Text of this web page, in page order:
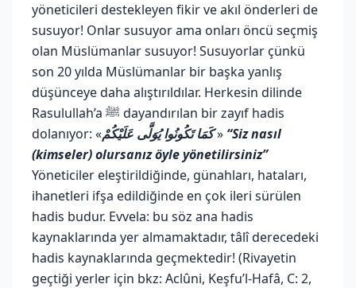
yöneticileri destekleyen fikir ve akıl önderleri de
susuyor! Onlar susuyor ama onları öncü seçmiş
olan Müslümanlar susuyor! Susuyorlar çünkü
son 20 yılda Müslümanlar bir başka yanlış
düşünceye daha alıştırıldılar. Herkesin dilinde
Rasulullah’a ﷺ dayandırılan bir zayıf hadis
dolanıyor: «كَمَا تَكُونُوا يُوَلَّى عَلَيْكُمْ» “Siz nasıl
(kimseler) olursanız öyle yönetilirsiniz”
Yöneticiler eleştirildiğinde, günahları, hataları,
ihanetleri ifşa edildiğinde en çok ileri sürülen
hadis budur. Evvela: bu söz ana hadis
kaynaklarında yer almamaktadır, tâlî derecedeki
hadis kaynaklarında geçmektedir! (Rivayetin
geçtiği yerler için bkz: Aclûni, Keşfu’l-Hafâ, C: 2,